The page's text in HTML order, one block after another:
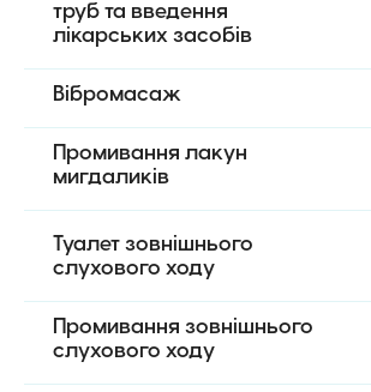
труб та введення
лікарських засобів
Вібромасаж
Промивання лакун
мигдаликів
Туалет зовнішнього
слухового ходу
Промивання зовнішнього
слухового ходу